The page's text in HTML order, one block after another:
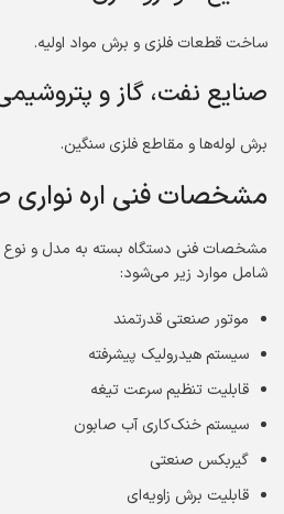
ساخت قطعات فلزی و برش مواد اولیه.
صنایع نفت، گاز و
برش لوله‌ها و مقاطع فلزی سنگین.
مشخصات فنی اره نواری
مشخصات فنی دستگاه بسته به مدل و نوع
شامل موارد زیر می‌شود:
موتور صنعتی قدرتمند
سیستم هیدرولیک پیشرفته
قابلیت تنظیم سرعت تیغه
سیستم خنک‌کاری آب صابون
گیربکس صنعتی
قابلیت برش زاویه‌ای